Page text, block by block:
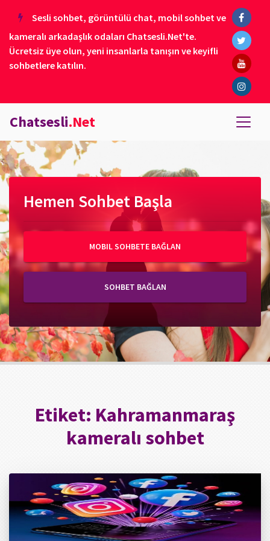
Sesli sohbet, görüntülü chat, mobil sohbet ve
kameralı arkadaşlık odaları Chatsesli.Net'te.
Ücretsiz üye olun, yeni insanlarla tanışın ve keyifli
sohbetlere katılın.
Chatsesli.Net
Hemen Sohbet Başla
MOBIL SOHBETE BAĞLAN
SOHBET BAĞLAN
Etiket: Kahramanmaraş
kameralı sohbet